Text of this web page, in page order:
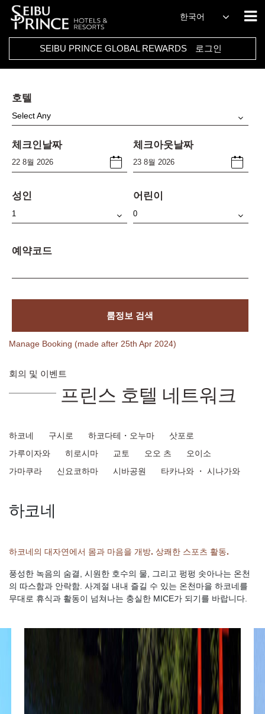
한국어
SEIBU PRINCE GLOBAL REWARDS 로그인
호텔
Select Any
체크인날짜 체크아웃날짜
성인 어린이
예약코드
룸정보 검색
Manage Booking (made after 25th Apr 2024)
회의 및 이벤트
프린스 호텔 네트워크
하코네 구시로 하코다테・오누마
삿포로
가루이자와
히로시마 교토 오오 츠
오이소
가마쿠라
신요코하마 시바공원 타카나와 ・ 시나가와
하코네
하코네의 대자연에서 몸과 마음을 개방. 상쾌한 스포츠 활동.
풍성한 녹음의 숨결, 시원한 호수의 물, 그리고 펑펑 솟아나는 온천
의 따스함과 안락함. 사계절 내내 즐길 수 있는 온천마을 하코네를
무대로 휴식과 활동이 넘쳐나는 충실한 MICE가 되기를 바랍니다.